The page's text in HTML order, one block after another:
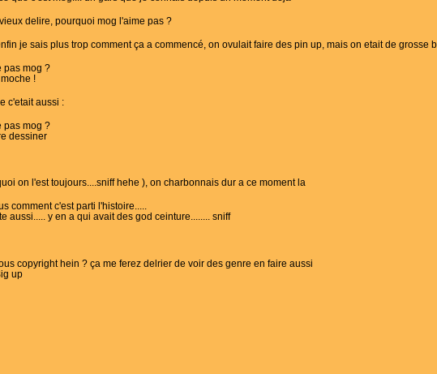
delire, pourquoi mog l'aime pas ?
je sais plus trop comment ça a commencé, on ovulait faire des pin up, mais on etait de grosse
pas mog ?
!
c'etait aussi :
pas mog ?
dessiner
on l'est toujours....sniff hehe ), on charbonnais dur a ce moment la
comment c'est parti l'histoire.....
aussi..... y en a qui avait des god ceinture........ sniff
copyright hein ? ça me ferez delrier de voir des genre en faire aussi
up